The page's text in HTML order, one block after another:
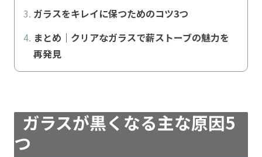
ガラスをキレイに保つためのコツ3つ
まとめ｜クリアなガラスで薪ストーブの魅力を
再発見
ガラスが黒くなる主な原因5
つ